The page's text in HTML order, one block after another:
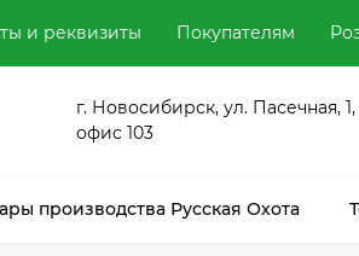
и реквизиты Покупателям
г. Новосибирск, ул. Пасечная, 1,
офис 103
производства Русская Охота